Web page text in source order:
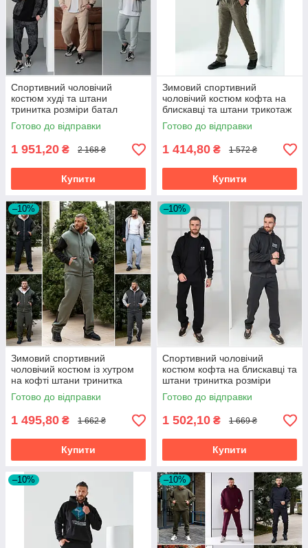
Спортивний чоловічий
костюм худі та штани
тринитка розміри батал
Готово до відправки
1 951,20 ₴ 2 168 ₴
Купити
Зимовий спортивний
чоловічий костюм кофта на
блискавці та штани трикотаж
на хутрі розміри батал
Готово до відправки
1 414,80 ₴ 1 572 ₴
Купити
–10%
Зимовий спортивний
чоловічий костюм із хутром
на кофті штани тринитка
розміри батал
Готово до відправки
1 495,80 ₴ 1 662 ₴
Купити
–10%
Спортивний чоловічий
костюм кофта на блискавці та
штани тринитка розміри
батал на великий зірсист
Готово до відправки
1 502,10 ₴ 1 669 ₴
Купити
–10% –10%